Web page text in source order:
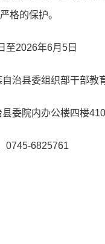
格的保护。
至2026年6月5日
治县委组织部干部教
委院内办公楼四楼
0745-6825761